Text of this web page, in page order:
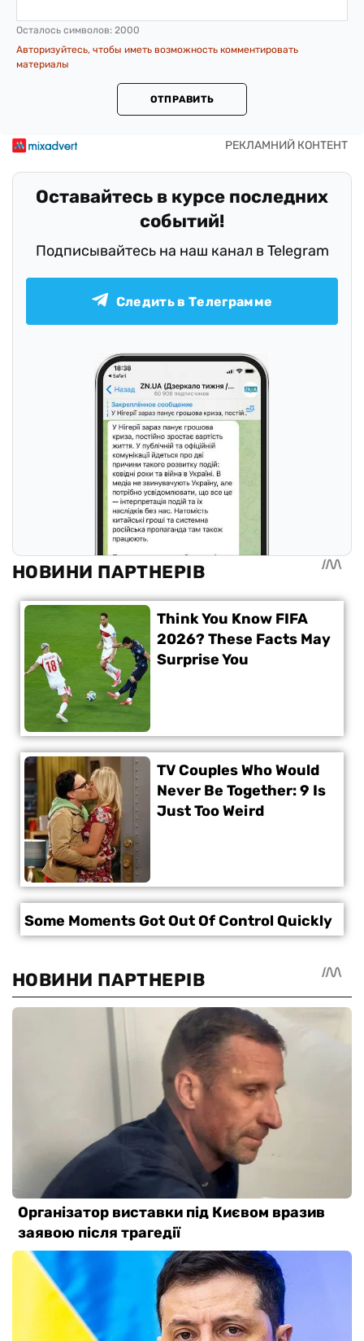
Осталось символов: 2000
Авторизуйтесь, чтобы иметь возможность комментировать
материалы
ОТПРАВИТЬ
Оставайтесь в курсе последних
событий!
Подписывайтесь на наш канал в Telegram
Следить в Телеграмме